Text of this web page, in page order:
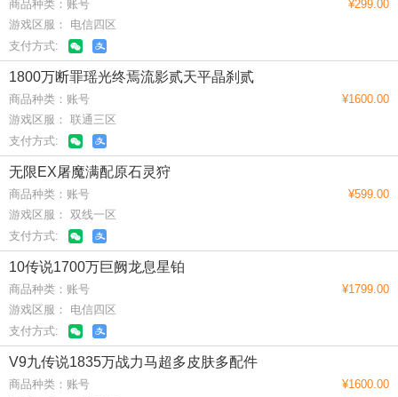
商品种类：账号
游戏区服： 电信四区
支付方式:
¥299.00
1800万断罪瑶光终焉流影贰天平晶刹贰
商品种类：账号
游戏区服： 联通三区
支付方式:
¥1600.00
无限EX屠魔满配原石灵狩
商品种类：账号
游戏区服： 双线一区
支付方式:
¥599.00
10传说1700万巨阙龙息星铂
商品种类：账号
游戏区服： 电信四区
支付方式:
¥1799.00
V9九传说1835万战力马超多皮肤多配件
商品种类：账号
¥1600.00